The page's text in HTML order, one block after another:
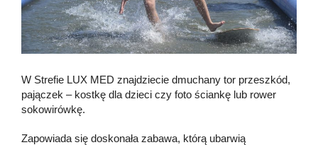
W Strefie LUX MED znajdziecie dmuchany tor przeszkód,
pajączek – kostkę dla dzieci czy foto ściankę lub rower
sokowirówkę.
Zapowiada się doskonała zabawa, którą ubarwią